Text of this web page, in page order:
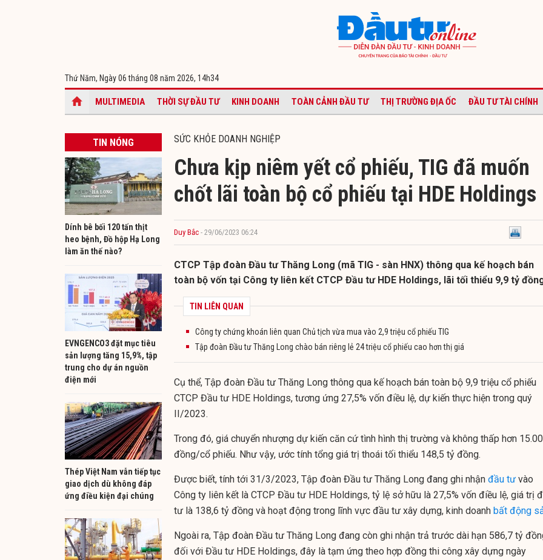
Thứ Năm, Ngày 06 tháng 08 năm 2026, 14h34
MULTIMEDIA THỜI SỰ ĐẦU TƯ KINH DOANH TOÀN CẢNH ĐẦU TƯ THỊ TRƯỜNG ĐỊA ỐC ĐẦU TƯ TÀI CHÍNH
TIN NÓNG
Dính bê bối 120 tấn thịt
heo bệnh, Đồ hộp Hạ Long
làm ăn thế nào?
EVNGENCO3 đặt mục tiêu
sản lượng tăng 15,9%, tập
trung cho dự án nguồn
điện mới
Thép Việt Nam vẫn tiếp tục
giao dịch dù không đáp
ứng điều kiện đại chúng
SỨC KHỎE DOANH NGHIỆP
Chưa kịp niêm yết cổ phiếu, TIG đã muốn
chốt lãi toàn bộ cổ phiếu tại HDE Holdings
Duy Bắc - 29/06/2023 06:24
CTCP Tập đoàn Đầu tư Thăng Long (mã TIG - sàn HNX) thông qua kế hoạch bán
toàn bộ vốn tại Công ty liên kết CTCP Đầu tư HDE Holdings, lãi tối thiểu 9,9 tỷ
TIN LIÊN QUAN
Công ty chứng khoán liên quan Chủ tịch vừa mua vào 2,9 triệu cổ phiếu TIG
Tập đoàn Đầu tư Thăng Long chào bán riêng lẻ 24 triệu cổ phiếu cao hơn thị giá
Cụ thể, Tập đoàn Đầu tư Thăng Long thông qua kế hoạch bán toàn bộ 9,9 triệu cổ phiếu
CTCP Đầu tư HDE Holdings, tương ứng 27,5% vốn điều lệ, dự kiến thực hiện trong quý
II/2023.
Trong đó, giá chuyển nhượng dự kiến căn cứ tình hình thị trường và không thấp hơn
đồng/cổ phiếu. Như vậy, ước tính tổng giá trị thoái tối thiểu 148,5 tỷ đồng.
Được biết, tính tới 31/3/2023, Tập đoàn Đầu tư Thăng Long đang ghi nhận đầu tư vào
Công ty liên kết là CTCP Đầu tư HDE Holdings, tỷ lệ sở hữu là 27,5% vốn điều lệ, giá trị
tư là 138,6 tỷ đồng và hoạt động trong lĩnh vực đầu tư xây dựng, kinh doanh bất động
Ngoài ra, Tập đoàn Đầu tư Thăng Long đang còn ghi nhận trả trước dài hạn 586,7 tỷ
đối với Đầu tư HDE Holdings, đây là tạm ứng theo hợp đồng thi công xây dựng ngày